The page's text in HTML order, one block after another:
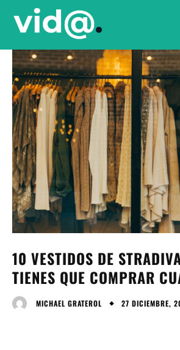
10 VESTIDOS DE
TIENES QUE COMPRAR
MICHAEL GRATEROL 27 DICIEMBRE,